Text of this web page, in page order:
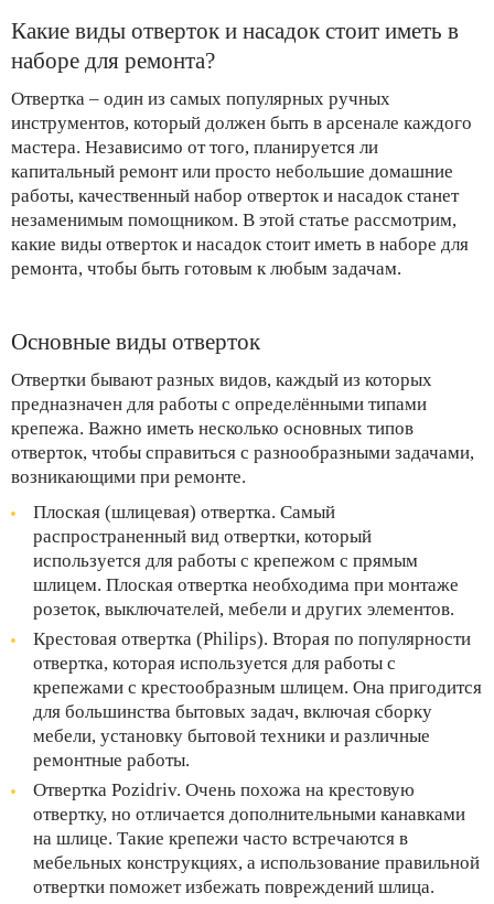
Какие виды отверток и насадок стоит иметь в
наборе для ремонта?
Отвертка – один из самых популярных ручных
инструментов, который должен быть в арсенале каждого
мастера. Независимо от того, планируется ли
капитальный ремонт или просто небольшие домашние
работы, качественный набор отверток и насадок станет
незаменимым помощником. В этой статье рассмотрим,
какие виды отверток и насадок стоит иметь в наборе для
ремонта, чтобы быть готовым к любым задачам.
Основные виды отверток
Отвертки бывают разных видов, каждый из которых
предназначен для работы с определёнными типами
крепежа. Важно иметь несколько основных типов
отверток, чтобы справиться с разнообразными задачами,
возникающими при ремонте.
Плоская (шлицевая) отвертка. Самый
распространенный вид отвертки, который
используется для работы с крепежом с прямым
шлицем. Плоская отвертка необходима при монтаже
розеток, выключателей, мебели и других элементов.
Крестовая отвертка (Philips). Вторая по популярности
отвертка, которая используется для работы с
крепежами с крестообразным шлицем. Она пригодится
для большинства бытовых задач, включая сборку
мебели, установку бытовой техники и различные
ремонтные работы.
Отвертка Pozidriv. Очень похожа на крестовую
отвертку, но отличается дополнительными канавками
на шлице. Такие крепежи часто встречаются в
мебельных конструкциях, а использование правильной
отвертки поможет избежать повреждений шлица.